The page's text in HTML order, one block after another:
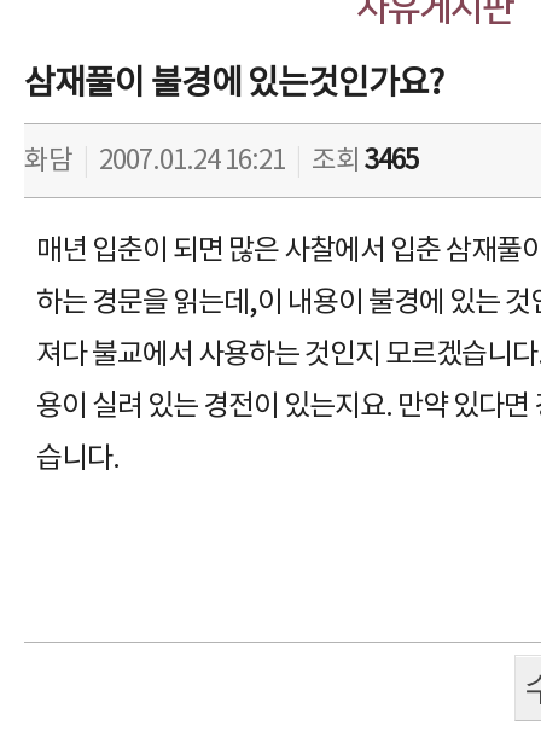
자유게시판
삼재풀이 불경에 있는것인가요?
화담 2007.01.24 16:21 조회 3465
매년 입춘이 되면 많은 사찰에서 입춘 삼재풀
하는 경문을 읽는데,이 내용이 불경에 있는
져다 불교에서 사용하는 것인지 모르겠습니
용이 실려 있는 경전이 있는지요. 만약 있다면
습니다.